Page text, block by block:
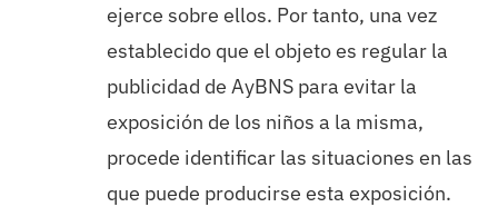
ejerce sobre ellos. Por tanto, una vez
establecido que el objeto es regular la
publicidad de AyBNS para evitar la
exposición de los niños a la misma,
procede identificar las situaciones en las
que puede producirse esta exposición.